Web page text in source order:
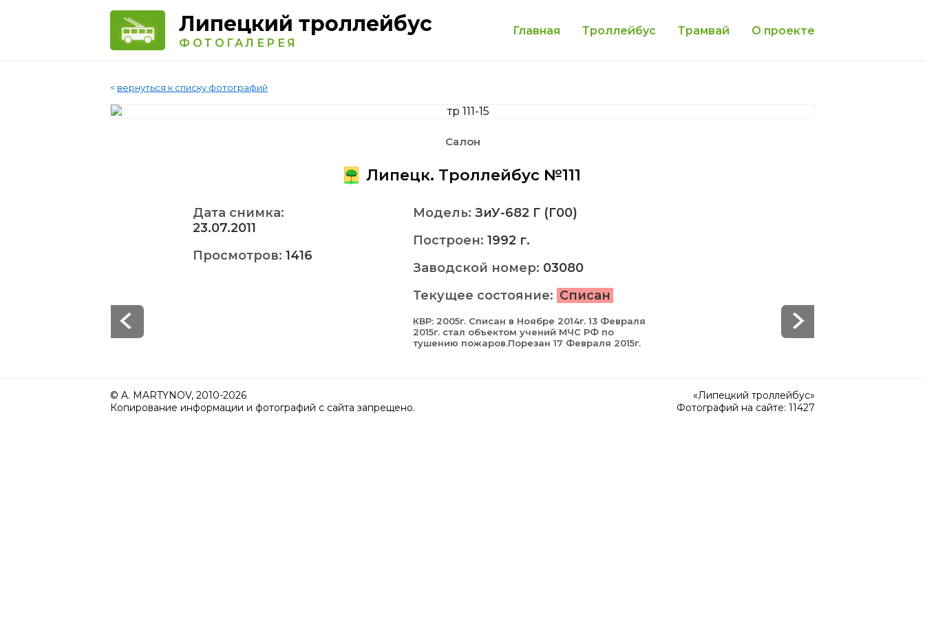
Липецкий троллейбус
ФОТОГАЛЕРЕЯ
Главная Троллейбус Трамвай О проекте
< вернуться к списку фотографий
Салон
Липецк. Троллейбус №111
Дата снимка:
23.07.2011
Просмотров: 1416
Модель: ЗиУ-682 Г (Г00)
Построен: 1992 г.
Заводской номер: 03080
Текущее состояние: Списан
КВР: 2005г. Списан в Ноябре 2014г. 13 Февраля
2015г. cтал объектом учений МЧС РФ по
тушению пожаров.Порезан 17 Февраля 2015г.
© A. MARTYNOV, 2010-2026
Копирование информации и фотографий с сайта запрещено.
«Липецкий троллейбус»
Фотографий на сайте: 11427